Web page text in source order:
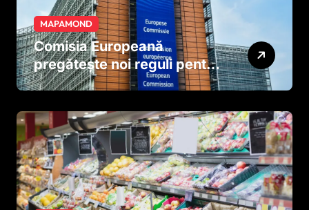
MAPAMOND
Comisia Europeană
pregătește noi reguli pentru
tutun și țigările electronice